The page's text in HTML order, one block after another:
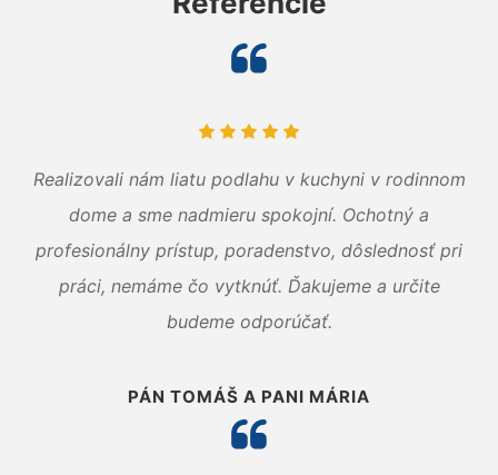
Realizovali nám liatu podlahu v kuchyni v rodinnom
dome a sme nadmieru spokojní. Ochotný a
profesionálny prístup, poradenstvo, dôslednosť pri
práci, nemáme čo vytknúť. Ďakujeme a určite
budeme odporúčať.
PÁN TOMÁŠ A PANI MÁRIA